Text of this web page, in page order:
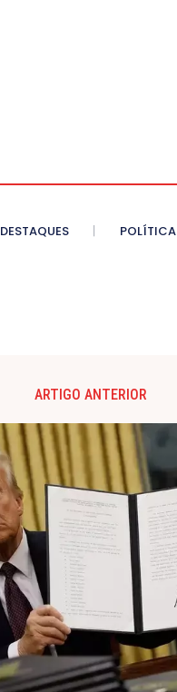
DESTAQUES POLÍTICA
ARTIGO ANTERIOR